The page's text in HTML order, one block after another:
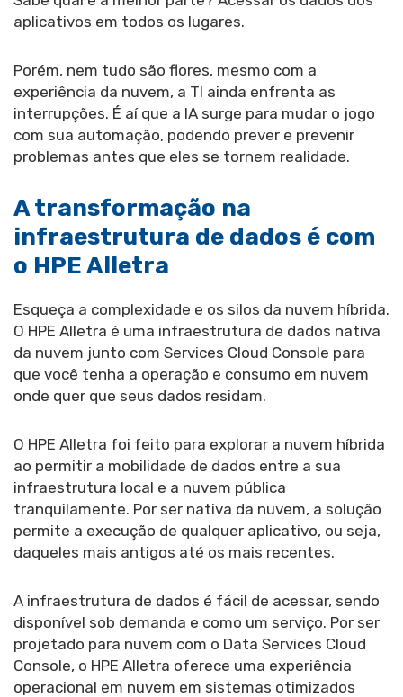
aplicativos em todos os lugares.
Porém, nem tudo são flores, mesmo com a
experiência da nuvem, a TI ainda enfrenta as
interrupções. É aí que a IA surge para mudar o jogo
com sua automação, podendo prever e prevenir
problemas antes que eles se tornem realidade.
A transformação na
infraestrutura de dados é com
o HPE Alletra
Esqueça a complexidade e os silos da nuvem híbrida.
O HPE Alletra é uma infraestrutura de dados nativa
da nuvem junto com Services Cloud Console para
que você tenha a operação e consumo em nuvem
onde quer que seus dados residam.
O HPE Alletra foi feito para explorar a nuvem híbrida
ao permitir a mobilidade de dados entre a sua
infraestrutura local e a nuvem pública
tranquilamente. Por ser nativa da nuvem, a solução
permite a execução de qualquer aplicativo, ou seja,
daqueles mais antigos até os mais recentes.
A infraestrutura de dados é fácil de acessar, sendo
disponível sob demanda e como um serviço. Por ser
projetado para nuvem com o Data Services Cloud
Console, o HPE Alletra oferece uma experiência
operacional em nuvem em sistemas otimizados